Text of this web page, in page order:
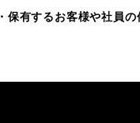
・保有するお客様や社員